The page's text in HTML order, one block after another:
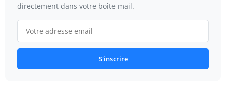
directement dans votre boîte mail.
S'inscrire